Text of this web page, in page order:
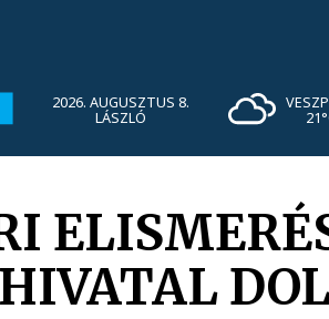
2026. AUGUSZTUS 8.
LÁSZLÓ